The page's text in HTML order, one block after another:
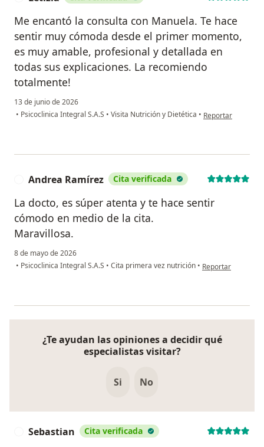
Me encantó la consulta con Manuela. Te hace
sentir muy cómoda desde el primer momento,
es muy amable, profesional y detallada en
todas sus explicaciones. La recomiendo
totalmente!
13 de junio de 2026
• Psicoclinica Integral S.A.S • Visita Nutrición y Dietética • en opinión del
Reportar
Andrea Ramírez Cita verificada
La docto, es súper atenta y te hace sentir
cómodo en medio de la cita.
Maravillosa.
8 de mayo de 2026
• Psicoclinica Integral S.A.S • Cita primera vez nutrición • en opinión del
Reportar
¿Te ayudan las opiniones a decidir qué
especialistas visitar?
Si No
Sebastian Cita verificada